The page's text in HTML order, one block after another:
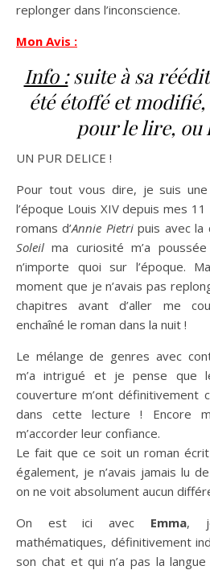
replonger dans l’inconscience.
Mon Avis :
Info :suite à sa
été étoffé et
pour le lire, ou
UN PUR DELICE !
Pour tout vous dire, je suis
l’époque Louis XIV depuis mes
romans d’Annie Pietripuis avec la
Soleil ma curiosité m’a
n’importe quoi sur l’époque.
moment que je n’avais pas
chapitres avant d’aller me
enchaîné le roman dans la nuit !
Le mélange de genres avec
m’a intrigué et je pense que
couverture m’ont définitivement
dans cette lecture ! Encore
m’accorder leur confiance.
Le fait que ce soit un roman
également, je n’avais jamais lu
on ne voit absolument aucun
On est ici avec Emma,
mathématiques, définitivement
son chat et qui n’a pas la